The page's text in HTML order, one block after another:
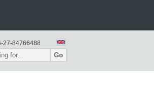
27-84766488
Go